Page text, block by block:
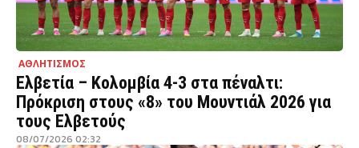
ΑΘΛΗΤΙΣΜΟΣ
Ελβετία – Κολομβία 4-3 στα πέναλτι:
Πρόκριση στους «8» του Μουντιάλ 2026 για
τους Ελβετούς
08/07/2026 02:32